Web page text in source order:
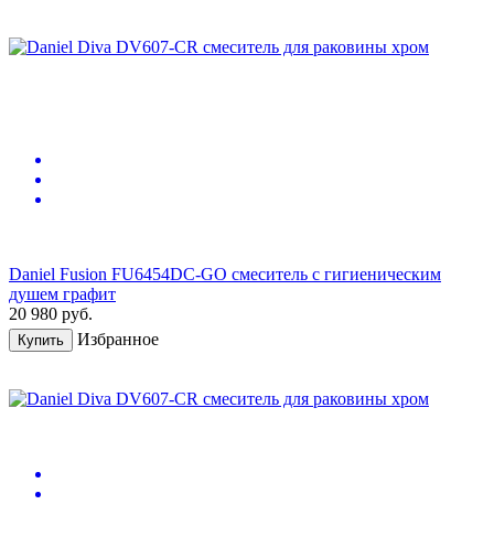
Daniel Fusion FU6454DC-GO смеситель с гигиеническим
душем графит
20 980 руб.
Купить Избранное